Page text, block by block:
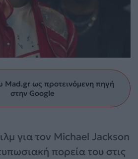
Mad.gr ως προτεινόμενη πηγή
στην Google
για τον Michael Jackson
πορεία του στις